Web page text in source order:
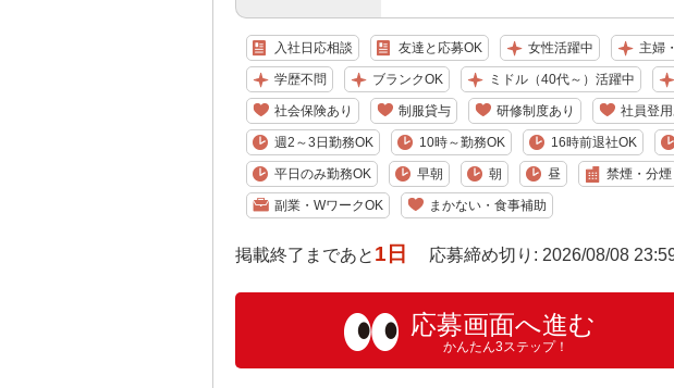
入社日応相談 友達と応募OK 女性活躍中 主婦
学歴不問 ブランクOK ミドル（40代～）活躍中
社会保険あり 制服貸与 研修制度あり 社員登用
週2～3日勤務OK 10時～勤務OK 16時前退社OK
平日のみ勤務OK 早朝 朝 昼 禁煙・分煙
副業・WワークOK まかない・食事補助
掲載終了まであと 1日 応募締め切り: 2026/08/08
応募画面へ進む
かんたん3ステップ！